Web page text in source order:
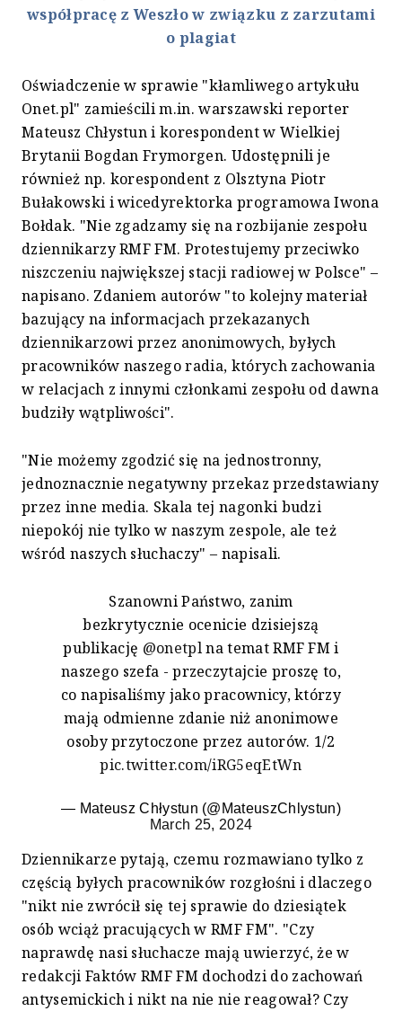
współpracę z Weszło w związku z zarzutami
o plagiat
Oświadczenie w sprawie "kłamliwego artykułu
Onet.pl" zamieścili m.in. warszawski reporter
Mateusz Chłystun i korespondent w Wielkiej
Brytanii Bogdan Frymorgen. Udostępnili je
również np. korespondent z Olsztyna Piotr
Bułakowski i wicedyrektorka programowa Iwona
Bołdak. "Nie zgadzamy się na rozbijanie zespołu
dziennikarzy RMF FM. Protestujemy przeciwko
niszczeniu największej stacji radiowej w Polsce" –
napisano. Zdaniem autorów "to kolejny materiał
bazujący na informacjach przekazanych
dziennikarzowi przez anonimowych, byłych
pracowników naszego radia, których zachowania
w relacjach z innymi członkami zespołu od dawna
budziły wątpliwości".
"Nie możemy zgodzić się na jednostronny,
jednoznacznie negatywny przekaz przedstawiany
przez inne media. Skala tej nagonki budzi
niepokój nie tylko w naszym zespole, ale też
wśród naszych słuchaczy" – napisali.
Szanowni Państwo, zanim
bezkrytycznie ocenicie dzisiejszą
publikację @onetplna temat RMF FM i
naszego szefa - przeczytajcie proszę to,
co napisaliśmy jako pracownicy, którzy
mają odmienne zdanie niż anonimowe
osoby przytoczone przez autorów. 1/2
pic.twitter.com/iRG5eqEtWn
— Mateusz Chłystun (@MateuszChlystun)
March 25, 2024
Dziennikarze pytają, czemu rozmawiano tylko z
częścią byłych pracowników rozgłośni i dlaczego
"nikt nie zwrócił się tej sprawie do dziesiątek
osób wciąż pracujących w RMF FM". "Czy
naprawdę nasi słuchacze mają uwierzyć, że w
redakcji Faktów RMF FM dochodzi do zachowań
antysemickich i nikt na nie nie reagował? Czy